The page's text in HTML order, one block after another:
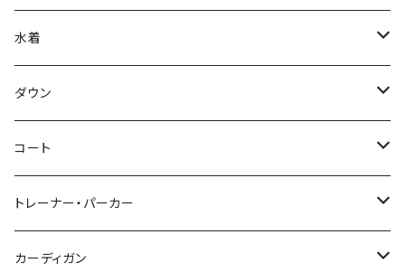
水着
～44/S
46/M
48/L
50/XL～
ダウン
～44/S
46/M
48/L
コート
～44/S
46/M
トレーナー・パーカー
～44/S
カーディガン